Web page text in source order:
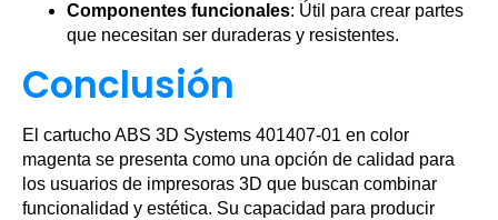
Componentes funcionales: Útil para crear partes
que necesitan ser duraderas y resistentes.
Conclusión
El cartucho ABS 3D Systems 401407-01 en color
magenta se presenta como una opción de calidad para
los usuarios de impresoras 3D que buscan combinar
funcionalidad y estética. Su capacidad para producir